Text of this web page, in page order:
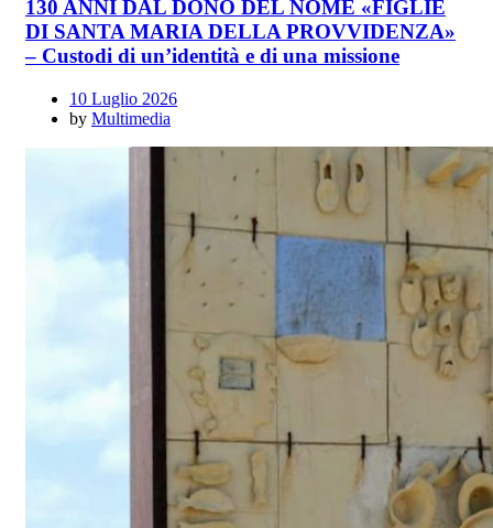
130 ANNI DAL DONO DEL NOME «FIGLIE
DI SANTA MARIA DELLA PROVVIDENZA»
– Custodi di un’identità e di una missione
10 Luglio 2026
by Multimedia